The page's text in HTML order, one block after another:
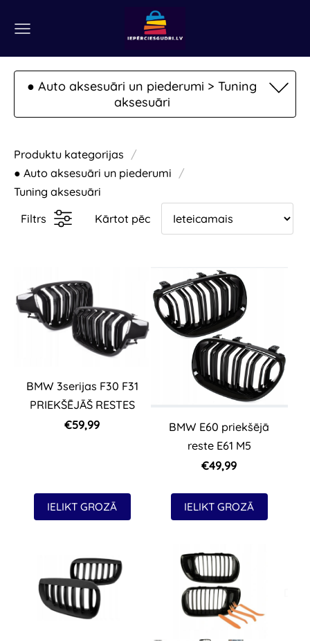
● Auto aksesuāri un piederumi > Tuning
aksesuāri
Produktu kategorijas
● Auto aksesuāri un piederumi
Tuning aksesuāri
Filtrs
Kārtot pēc
BMW 3serijas F30 F31
PRIEKŠĒJĀŠ RESTES
€59,99
IELIKT GROZĀ
BMW E60 priekšējā
reste E61 M5
€49,99
IELIKT GROZĀ